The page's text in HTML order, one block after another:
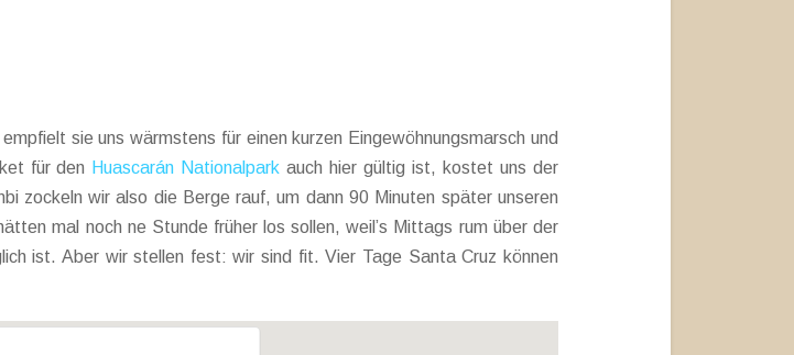
sie uns wärmstens für einen kurzen Eingewöhnungsmarsch und
für den Huascarán Nationalpark auch hier gültig ist, kostet uns der
zockeln wir also die Berge rauf, um dann 90 Minuten später unseren
mal noch ne Stunde früher los sollen, weil’s Mittags rum über der
ist. Aber wir stellen fest: wir sind fit. Vier Tage Santa Cruz können